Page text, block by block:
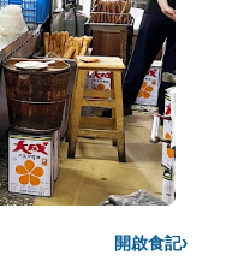
開啟食記›